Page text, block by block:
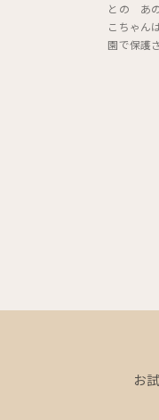
との あ
こちゃん
園で保護
お